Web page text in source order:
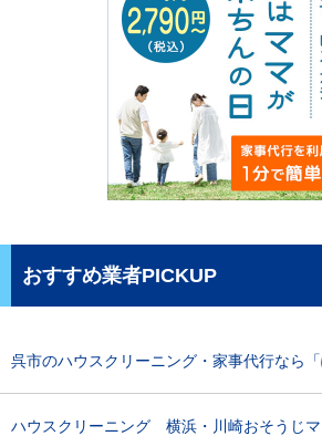
おすすめ業者PICKUP
呉市のハウスクリーニング・家事代行なら「
ハウスクリーニング 横浜・川崎おそうじマ